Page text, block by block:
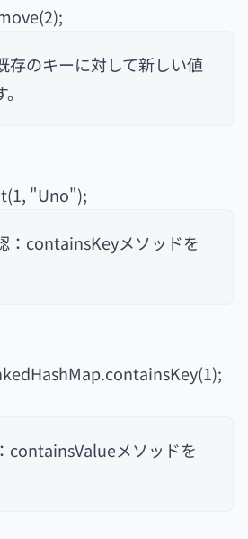
存のキーに対して新しい値
"Uno");
：containsKeyメソッドを
containsValueメソッドを